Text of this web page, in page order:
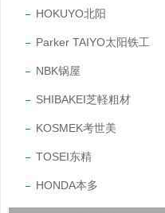
HOKUYO北阳
Parker TAIYO太阳铁工
NBK锅屋
SHIBAKEI芝軽粗材
KOSMEK考世美
TOSEI东精
HONDA本多